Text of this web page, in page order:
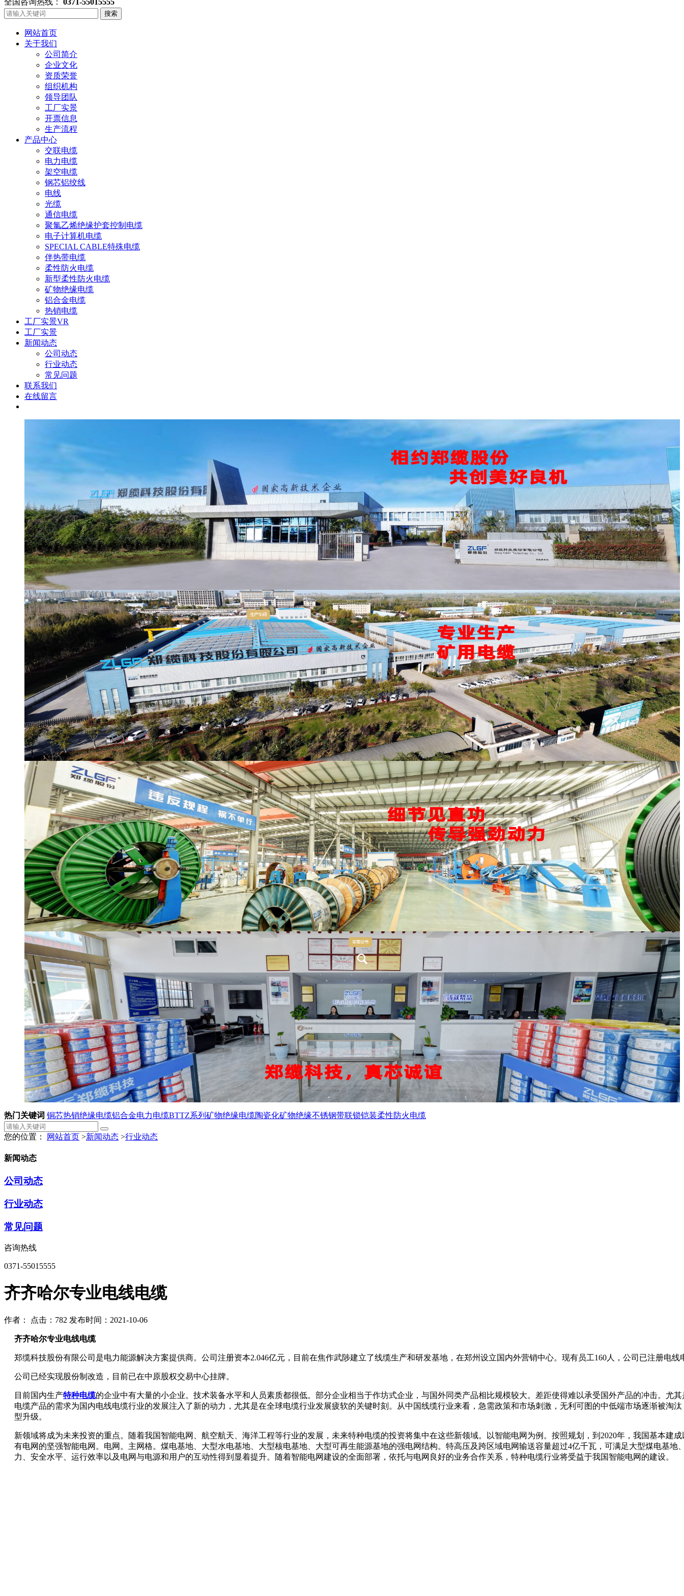
全国咨询热线： 0371-55015555
搜索
网站首页
关于我们
公司简介
企业文化
资质荣誉
组织机构
领导团队
工厂实景
开票信息
生产流程
产品中心
交联电缆
电力电缆
架空电缆
钢芯铝绞线
电线
光缆
通信电缆
聚氯乙烯绝缘护套控制电缆
电子计算机电缆
SPECIAL CABLE特殊电缆
伴热带电缆
柔性防火电缆
新型柔性防火电缆
矿物绝缘电缆
铝合金电缆
热销电缆
工厂实景VR
工厂实景
新闻动态
公司动态
行业动态
常见问题
联系我们
在线留言
热门关键词 铜芯热销绝缘电缆铝合金电力电缆BTTZ系列矿物绝缘电缆陶瓷化矿物绝缘不锈钢带联锁铠装柔性防火电缆
您的位置： 网站首页 >新闻动态 >行业动态
新闻动态
公司动态
行业动态
常见问题
咨询热线
0371-55015555
齐齐哈尔专业电线电缆
作者： 点击：782 发布时间：2021-10-06
齐齐哈尔专业电线电缆
郑缆科技股份有限公司是电力能源解决方案提供商。公司注册资本2.046亿元，目前在焦作武陟建立了线缆生产和研发基地，在郑州设立国内外营销中心。现有员工160人，公司已注册电线
公司已经实现股份制改造，目前已在中原股权交易中心挂牌。
目前国内生产特种电缆的企业中有大量的小企业。技术装备水平和人员素质都很低。部分企业相当于作坊式企业，与国外同类产品相比规模较大。差距使得难以承受国外产品的冲击。尤
电缆产品的需求为国内电线电缆行业的发展注入了新的动力，尤其是在全球电缆行业发展疲软的关键时刻。从中国线缆行业来看，急需政策和市场刺激，无利可图的中低端市场逐渐被淘
型升级。
新领域将成为未来投资的重点。随着我国智能电网、航空航天、海洋工程等行业的发展，未来特种电缆的投资将集中在这些新领域。以智能电网为例。按照规划，到2020年，我国基本建
有电网的坚强智能电网。电网。主网格。煤电基地、大型水电基地、大型核电基地、大型可再生能源基地的强电网结构。特高压及跨区域电网输送容量超过4亿千瓦，可满足大型煤电基
力、安全水平、运行效率以及电网与电源和用户的互动性得到显着提升。随着智能电网建设的全面部署，依托与电网良好的业务合作关系，特种电缆行业将受益于我国智能电网的建设。